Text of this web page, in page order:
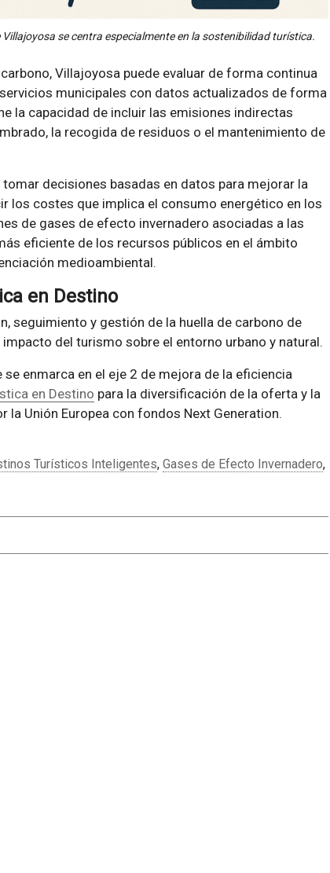
se centra especialmente en la sostenibilidad turística.
Villajoyosa puede evaluar de forma continua
municipales con datos actualizados de forma
la capacidad de incluir las emisiones indirectas
la recogida de residuos o el mantenimiento de
decisiones basadas en datos para mejorar la
los costes que implica el consumo energético en los
de gases de efecto invernadero asociadas a las
eficiente de los recursos públicos en el ámbito
medioambiental.
en Destino
seguimiento y gestión de la huella de carbono de
del turismo sobre el entorno urbano y natural.
enmarca en el eje 2 de mejora de la eficiencia
en Destino para la diversificación de la oferta y la
Unión Europea con fondos Next Generation.
Turísticos Inteligentes, Gases de Efecto Invernadero,